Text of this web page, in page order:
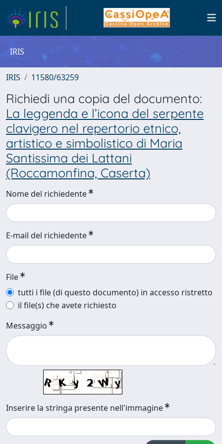
IRIS
IRIS 11580/63259
Richiedi una copia del documento:
La leggenda e l’icona del serpente
clavigero nel repertorio etnico,
artistico e simbolistico di Maria
Santissima dei Lattani
(Roccamonfina, Caserta)
Nome del richiedente
E-mail del richiedente
File
tutti i file (di questo documento) in accesso ristretto
il file(s) che avete richiesto
Messaggio
Inserire la stringa presente nell'immagine